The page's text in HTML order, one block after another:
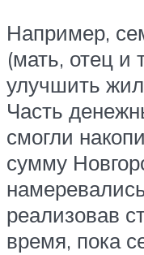
Например,
(мать, отец и
улучшить
Часть
смогли
сумму
реализовав
время, пока